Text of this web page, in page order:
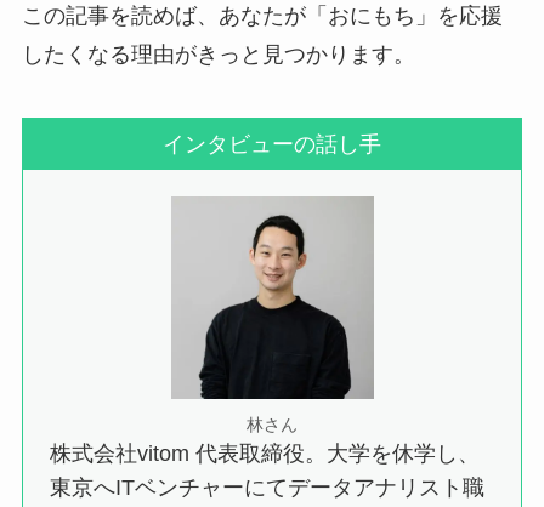
この記事を読めば、あなたが「おにもち」を応援
したくなる理由がきっと見つかります。
インタビューの話し手
林さん
株式会社vitom 代表取締役。大学を休学し、
東京へITベンチャーにてデータアナリスト職